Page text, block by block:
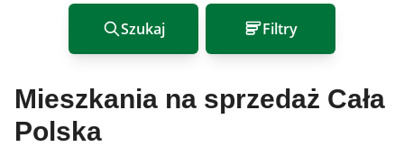
Szukaj Filtry
Mieszkania na sprzedaż Cała
Polska